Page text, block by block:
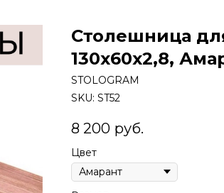
Столешница
130x60x2,8,
STOLOGRAM
SKU: ST52
8 200 руб.
Цвет